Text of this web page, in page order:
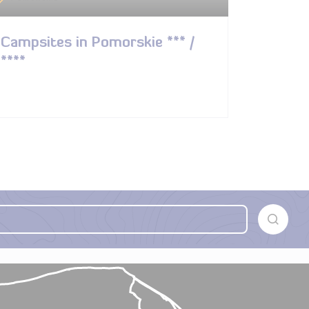
Campsites in Pomorskie *** /
****